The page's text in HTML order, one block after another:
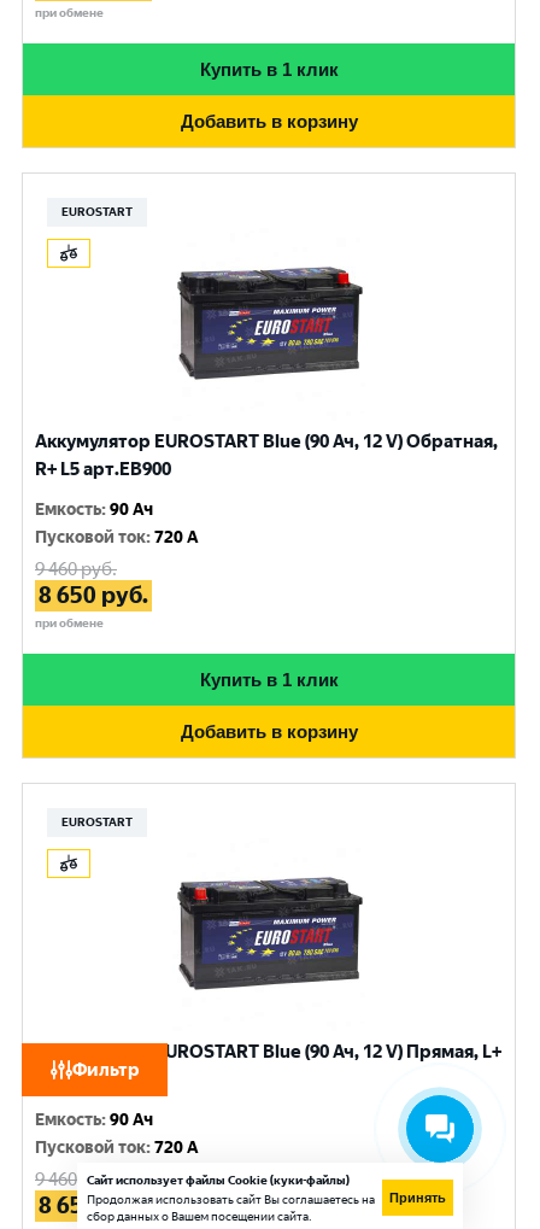
Фильтр
при обмене
Купить в 1 клик
Добавить в корзину
EUROSTART
Аккумулятор EUROSTART Blue (90 Ач, 12 V) Обратная,
R+ L5 арт.EB900
Емкость:90 Ач
Пусковой ток:720 A
9 460руб.
8 650 руб.
при обмене
Купить в 1 клик
Добавить в корзину
EUROSTART
Аккумулятор EUROSTART Blue (90 Ач, 12 V) Прямая, L+
L5 арт.EB901
Емкость:90 Ач
Пусковой ток:720 A
9 460 руб.
8 650руб.
Сайт использует файлы Cookie (куки-файлы)
Продолжая использовать сайт Вы соглашаетесь на
сбор данных о Вашем посещении сайта.
Принять